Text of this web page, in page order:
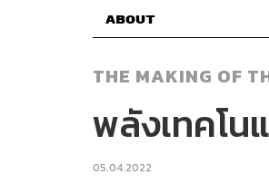
ABOUT
THE MAKING OF
พลังเทคโน
05.04.2022